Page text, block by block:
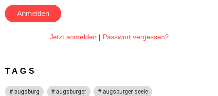
Jetzt anmelden | Passwort vergessen?
TAGS
augsburg augsburger augsburger seele